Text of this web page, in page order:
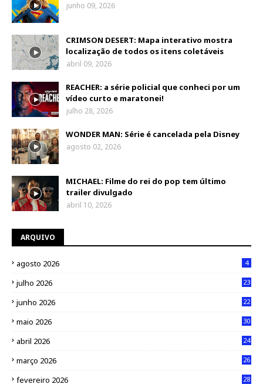
junho 09, 2026
CRIMSON DESERT: Mapa interativo mostra
localização de todos os itens coletáveis
abril 09, 2026
REACHER: a série policial que conheci por um
vídeo curto e maratonei!
julho 28, 2026
WONDER MAN: Série é cancelada pela Disney
agosto 02, 2026
MICHAEL: Filme do rei do pop tem último
trailer divulgado
abril 10, 2026
ARQUIVO
agosto 2026 4
julho 2026 23
junho 2026 22
maio 2026 30
abril 2026 24
março 2026 26
fevereiro 2026 28